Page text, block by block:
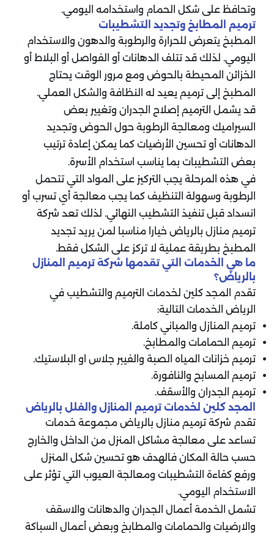
وتحافظ على شكل الحمام واستخدامه اليومي.
ترميم المطابخ وتجديد التشطيبات
المطبخ يتعرض للحرارة والرطوبة والدهون والاستخدام
اليومي. لذلك قد تتلف الدهانات أو الفواصل أو البلاط أو
الخزائن المحيطة بالحوض ومع مرور الوقت يحتاج
المطبخ إلى ترميم يعيد له النظافة والشكل العملي.
قد يشمل الترميم إصلاح الجدران وتغيير بعض
السيراميك ومعالجة الرطوبة حول الحوض وتجديد
الدهانات أو تحسين الأرضيات كما يمكن إعادة ترتيب
بعض التشطيبات بما يناسب استخدام الأسرة.
في هذه المرحلة يجب التركيز على المواد التي تتحمل
الرطوبة وسهولة التنظيف كما يجب معالجة أي تسرب أو
انسداد قبل تنفيذ التشطيب النهائي. لذلك تعد شركة
ترميم منازل بالرياض خيارا مناسبا لمن يريد تجديد
المطبخ بطريقة عملية لا تركز على الشكل فقط.
ما هي الخدمات التي تقدمها شركة ترميم المنازل
بالرياض؟
تقدم المجد كلين لخدمات الترميم والتشطيب في
الرياض الخدمات التالية:
ترميم المنازل والمباني كاملة.
ترميم الحمامات والمطابخ.
ترميم خزانات المياه الصبة والفيبر جلاس او البلاستيك.
ترميم المسابح والنافورة.
ترميم الجدران والأسقف.
المجد كلين لخدمات ترميم المنازل والفلل بالرياض
تقدم شركة ترميم منازل بالرياض مجموعة خدمات
تساعد على معالجة مشاكل المنزل من الداخل والخارج
حسب حالة المكان فالهدف هو تحسين شكل المنزل
ورفع كفاءة التشطيبات ومعالجة العيوب التي تؤثر على
الاستخدام اليومي.
تشمل الخدمة أعمال الجدران والدهانات والاسقف
والارضيات والحمامات والمطابخ وبعض أعمال السباكة